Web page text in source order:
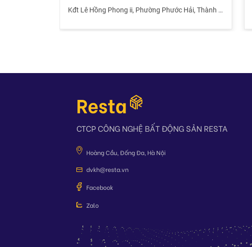
Kđt Lê Hồng Phong ii, Phường Phước Hải, Thành Phố Nha Trang
CTCP CÔNG NGHỆ BẤT ĐỘNG SẢN RESTA
Hoàng Cầu, Đống Đa, Hà Nội
dvkh@resta.vn
Facebook
Zalo